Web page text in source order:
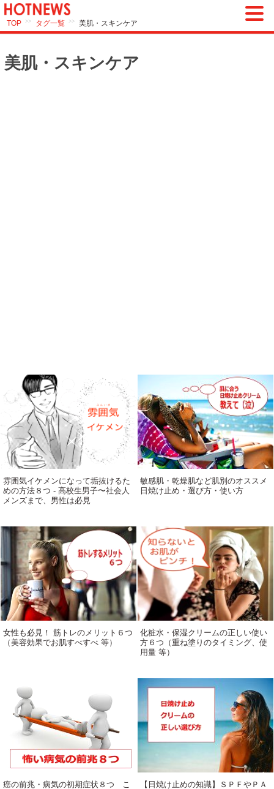
TOP >> タグ一覧 >> 美肌・スキンケア
美肌・スキンケア
雰囲気イケメンになって垢抜けるた
めの方法８つ - 高校生男子〜社会人
メンズまで、男性は必見
敏感肌・乾燥肌など肌別のオススメ
日焼け止め・選び方・使い方
女性も必見！ 筋トレのメリット６つ
（美容効果でお肌すべすべ 等）
化粧水・保湿クリームの正しい使い
方６つ（重ね塗りのタイミング、使
用量 等）
癌の前兆・病気の初期症状８つ こ
【日焼け止めの知識】ＳＰＦやＰＡ